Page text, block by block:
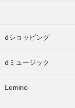
dショッピング
dミュージック
Lemino